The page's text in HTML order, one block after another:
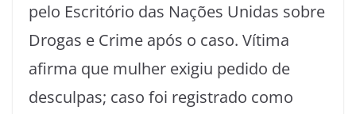
pelo Escritório das Nações Unidas sobre
Drogas e Crime após o caso. Vítima
afirma que mulher exigiu pedido de
desculpas; caso foi registrado como